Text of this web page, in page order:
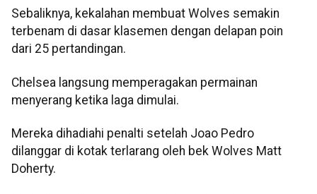
Sebaliknya, kekalahan membuat Wolves semakin
terbenam di dasar klasemen dengan delapan poin
dari 25 pertandingan.
Chelsea langsung memperagakan permainan
menyerang ketika laga dimulai.
Mereka dihadiahi penalti setelah Joao Pedro
dilanggar di kotak terlarang oleh bek Wolves Matt
Doherty.